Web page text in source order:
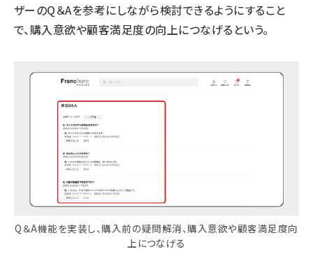
ザーのQ＆Aを参考にしながら検討できるようにすること
で、購入意欲や顧客満足度の向上につなげるという。
Q＆A機能を実装し、購入前の疑問解消、購入意欲や顧客満足度向
上につなげる